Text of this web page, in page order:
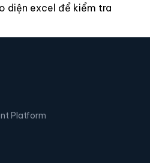
diện excel để kiểm tra
Platform